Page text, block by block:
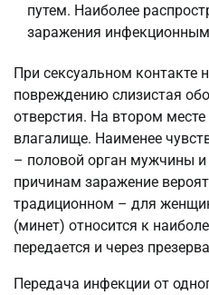
путем. Наиболее
заражения
При сексуальном контакте
повреждению слизистая
отверстия. На втором
влагалище. Наименее
– половой орган мужчины
причинам заражение
традиционном – для
(минет) относится к
передается и через
Передача инфекции от